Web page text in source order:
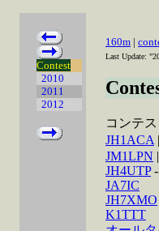
Contest
2010
2011
2012
160m |
Last Update:
コンテ
JH1ACA |
JM1LPN |
JH4UTP-
JA7IC
JH7XMO
K1TTT